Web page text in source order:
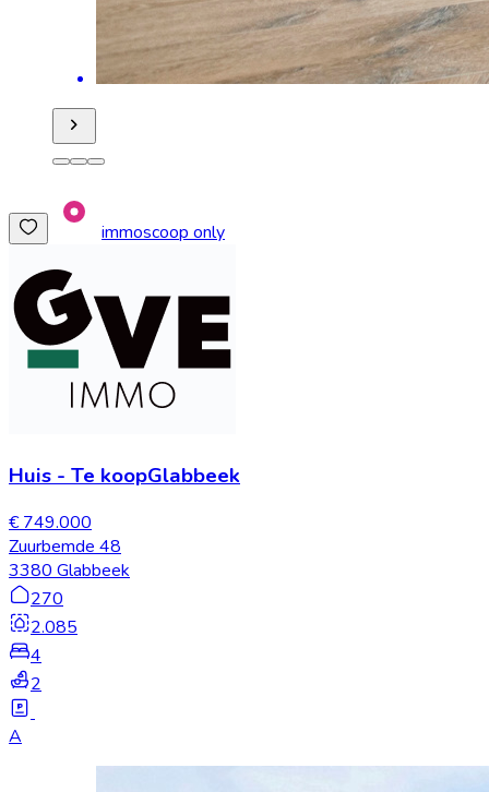
immoscoop only
Huis - Te koopGlabbeek
€ 749.000
Zuurbemde 48
3380 Glabbeek
270
2.085
4
2
A